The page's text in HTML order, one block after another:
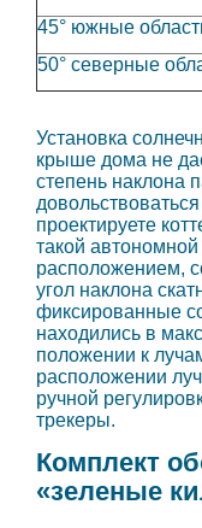
45° южные
50° северные
Установка
крыше дома не
степень наклона
проектируете
такой
расположением,
угол наклона
фиксированные
находились в
положении к
расположении
ручной
трекеры.
Комплект
«зеленые